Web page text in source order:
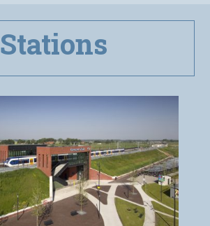
Stations